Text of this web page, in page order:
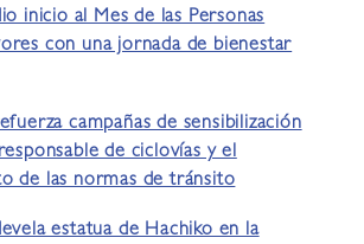
inicio al Mes de las Personas
con una jornada de bienestar
campañas de sensibilización
de ciclovías y el
de las normas de tránsito
estatua de Hachiko en la